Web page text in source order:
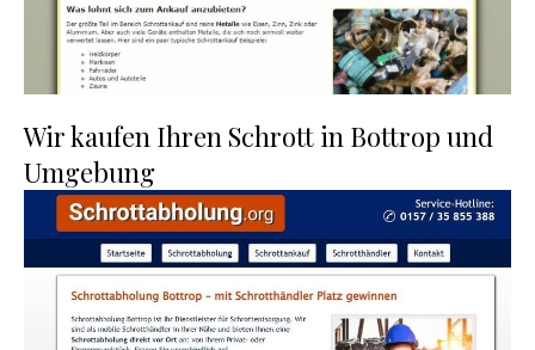
Wir kaufen Ihren Schrott in Bottrop und
Umgebung